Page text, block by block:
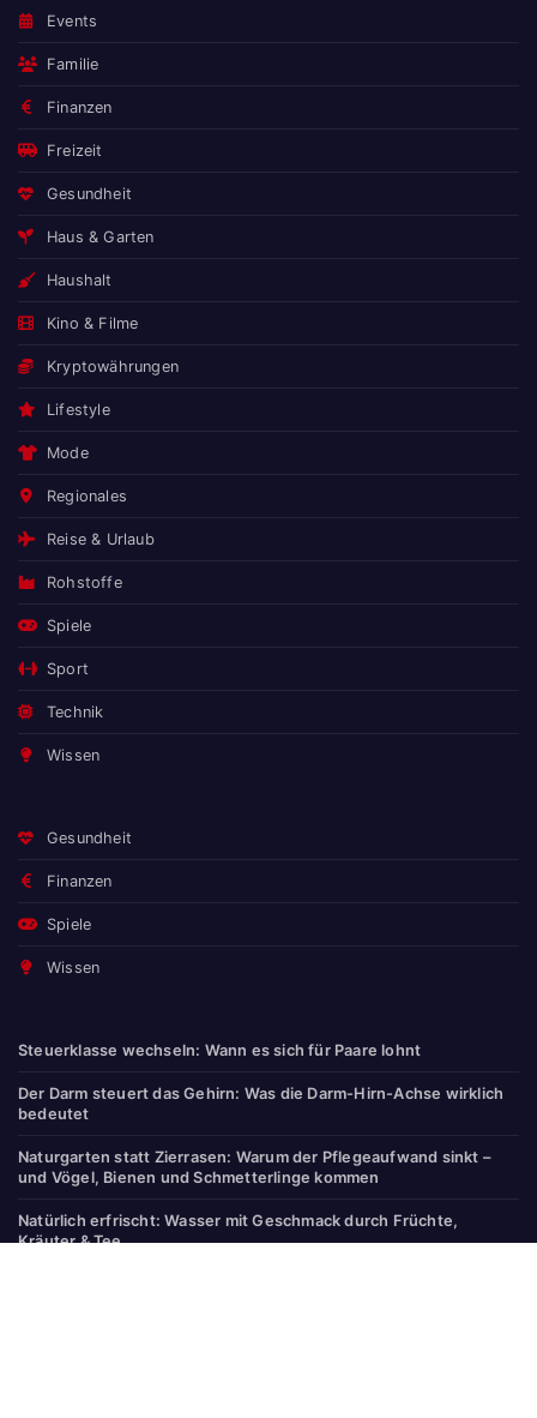
Events
Familie
Finanzen
Freizeit
Gesundheit
Haus & Garten
Haushalt
Kino & Filme
Kryptowährungen
Lifestyle
Mode
Regionales
Reise & Urlaub
Rohstoffe
Spiele
Sport
Technik
Wissen
Gesundheit
Finanzen
Spiele
Wissen
Steuerklasse wechseln: Wann es sich für Paare lohnt
Der Darm steuert das Gehirn: Was die Darm-Hirn-Achse wirklich
bedeutet
Naturgarten statt Zierrasen: Warum der Pflegeaufwand sinkt –
und Vögel, Bienen und Schmetterlinge kommen
Natürlich erfrischt: Wasser mit Geschmack durch Früchte,
Kräuter & Tee